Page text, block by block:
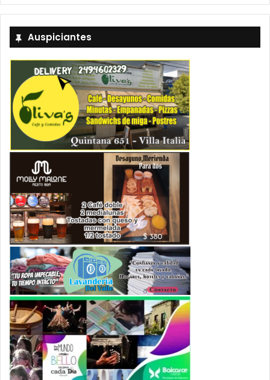
Auspiciantes